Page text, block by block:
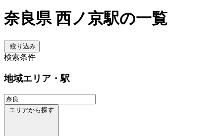
奈良県 西ノ京駅の一覧
絞り込み
検索条件
地域エリア・駅
エリアから探す